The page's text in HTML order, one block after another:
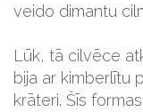
veido dimantu
Lūk, tā cilvēce
bija ar kimberlītu
krāteri. Šīs